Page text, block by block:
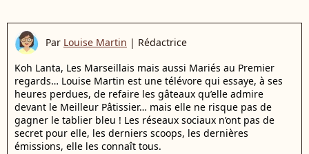
Par Louise Martin | Rédactrice
Koh Lanta, Les Marseillais mais aussi Mariés au Premier
regards… Louise Martin est une télévore qui essaye, à ses
heures perdues, de refaire les gâteaux qu’elle admire
devant le Meilleur Pâtissier… mais elle ne risque pas de
gagner le tablier bleu ! Les réseaux sociaux n’ont pas de
secret pour elle, les derniers scoops, les dernières
émissions, elle les connaît tous.